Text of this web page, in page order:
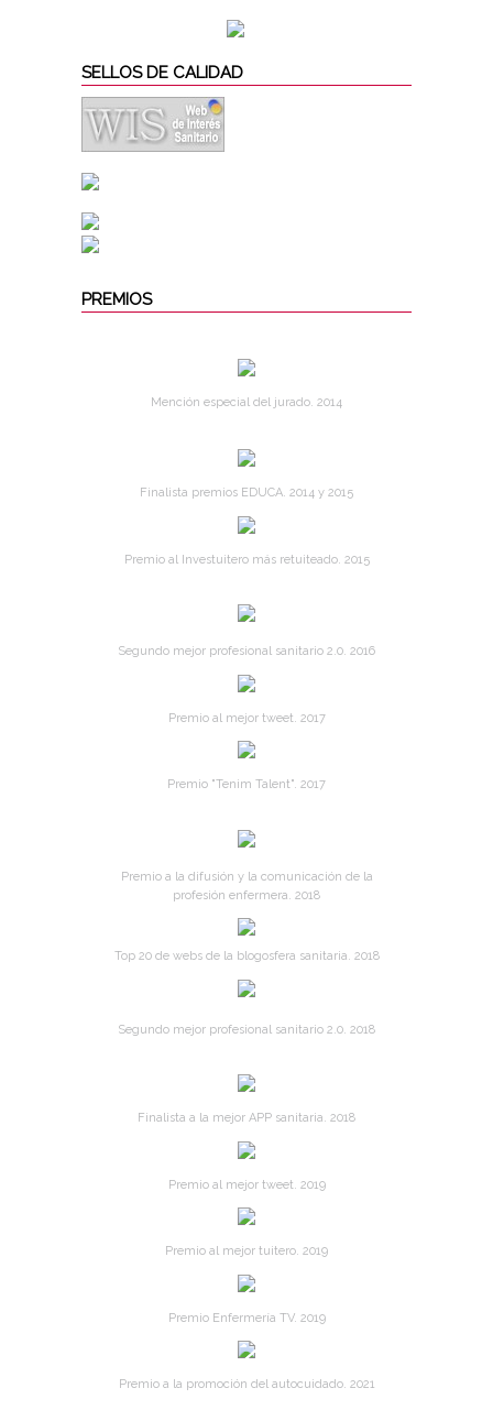
SELLOS DE CALIDAD
PREMIOS
Mención especial del jurado. 2014
Finalista premios EDUCA. 2014 y 2015
Premio al Investuitero más retuiteado. 2015
Segundo mejor profesional sanitario 2.0. 2016
Premio al mejor tweet. 2017
Premio "Tenim Talent". 2017
Premio a la difusión y la comunicación de la
profesión enfermera. 2018
Top 20 de webs de la blogosfera sanitaria. 2018
Segundo mejor profesional sanitario 2.0. 2018
Finalista a la mejor APP sanitaria. 2018
Premio al mejor tweet. 2019
Premio al mejor tuitero. 2019
Premio Enfermería TV. 2019
Premio a la promoción del autocuidado. 2021